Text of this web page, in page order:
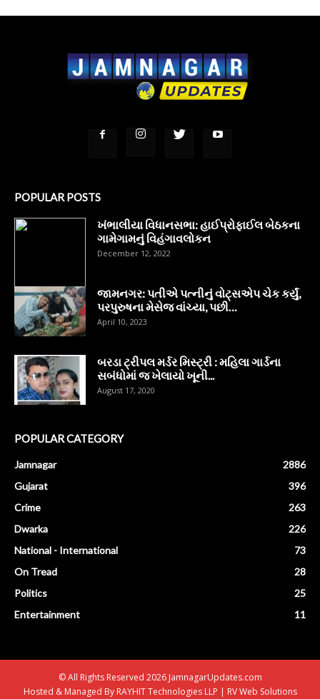
POPULAR POSTS
ખંભાલીયા વિધાનસભા: હાઈપ્રોફાઈલ બેઠકના
ગામેગામનું વિહંગાવલોકન
December 12, 2022
જામનગર: પતીએ પત્નીનું વોટ્સએપ ચેક કર્યું,
પરપુરુષના મેસેજ વાંચ્યા, પછી…
April 10, 2023
બરડા ટ્રીપલ મર્ડર મિસ્ટ્રી : મહિલા ગાર્ડના
સબંધોમાં જ ખેલાયો ખૂની...
August 17, 2020
POPULAR CATEGORY
Jamnagar
2886
Gujarat
396
Crime
263
Dwarka
226
National - International
73
On Tread
28
Politics
25
Entertainment
11
© All Rights Reserved 2026 JamnagarUpdates.com
Hosted & Managed By RAYHIT Technologies LLP | RV Web Solutions